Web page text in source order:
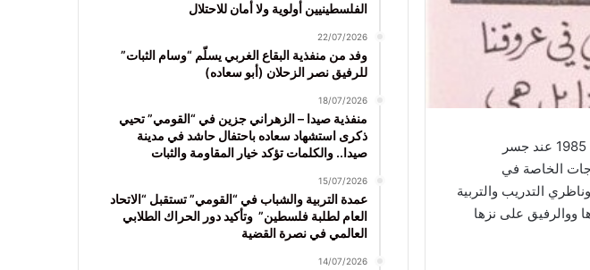
بمناسبة الذكرى الـ 35 لعملية (نسر البقاع) الاستشهادي مالك وهبي التي نفذها في 20 نيسان 1985 عند جسر
الخاصة في
التدريب والتربية
ووالرفيق على نزها
الفلسطينيين أولوية ولا أمان للاحتلال
22/07/2026
وفد من منفذية البقاع الغربي يسلّم “وسام الثبات”
للرفيق نصر الزحلان (أبو سعاده)
18/07/2026
منفذية صيدا – الزهراني جزين في “القومي” تحيي
ذكرى استشهاد سعاده باحتفال حاشد في مدينة
صيدا.. والكلمات تؤكد خيار المقاومة والثبات
15/07/2026
عمدة التربية والشباب في “القومي” تستقبل “الاتحاد
العام لطلبة فلسطين” وتأكيد دور الحراك الطلابي
العالمي في نصرة القضية
14/07/2026